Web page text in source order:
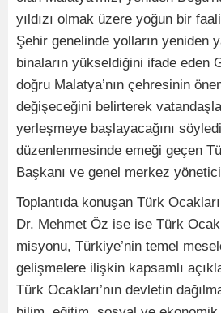
yıldızı olmak üzere yoğun bir
Şehir genelinde yolların yeniden
binaların yükseldiğini ifade eden
doğru Malatya’nın çehresinin
değişeceğini belirterek
yerleşmeye başlayacağını
düzenlenmesinde emeği geçen
Başkanı ve genel merkez
Toplantıda konuşan Türk
Dr. Mehmet Öz ise ise Türk
misyonu, Türkiye’nin temel
gelişmelere ilişkin kapsamlı
Türk Ocakları’nın devletin